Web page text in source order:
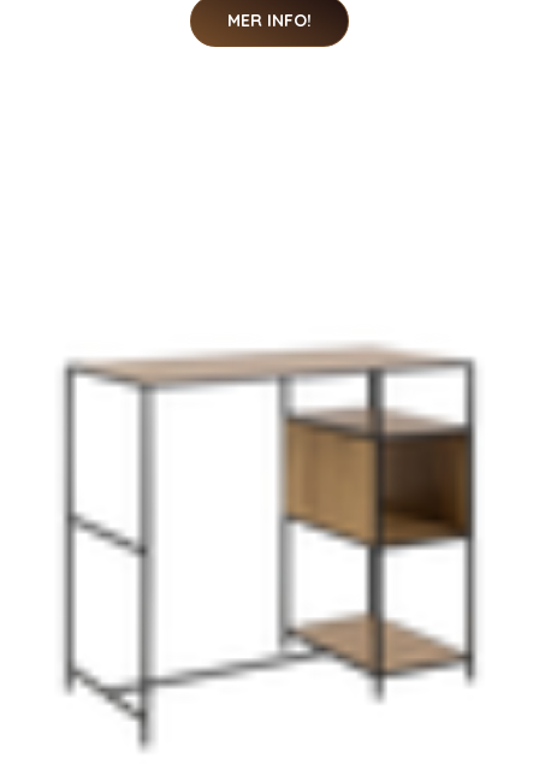
MER INFO!